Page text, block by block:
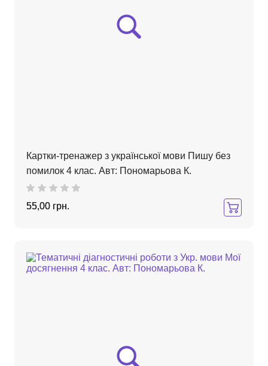
Картки-тренажер з української мови Пишу без
помилок 4 клас. Авт: Пономарьова К.
55,00 грн.